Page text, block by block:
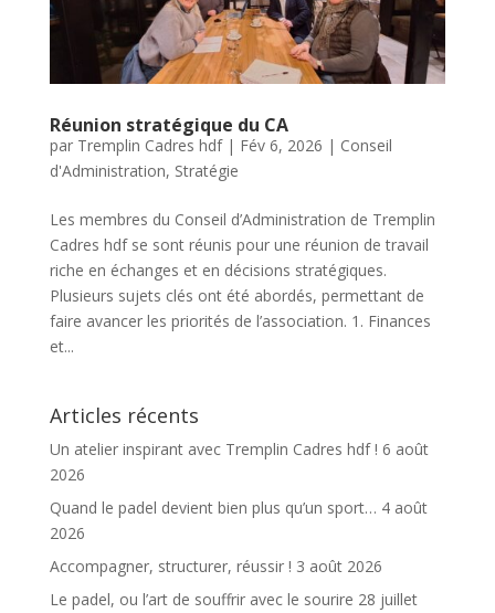
Réunion stratégique du CA
par Tremplin Cadres hdf| Fév 6, 2026 | Conseil
d'Administration, Stratégie
Les membres du Conseil d’Administration de Tremplin
Cadres hdf se sont réunis pour une réunion de travail
riche en échanges et en décisions stratégiques.
Plusieurs sujets clés ont été abordés, permettant de
faire avancer les priorités de l’association. 1. Finances
et...
Articles récents
Un atelier inspirant avec Tremplin Cadres hdf ! 6 août
2026
Quand le padel devient bien plus qu’un sport… 4 août
2026
Accompagner, structurer, réussir ! 3 août 2026
Le padel, ou l’art de souffrir avec le sourire 28 juillet